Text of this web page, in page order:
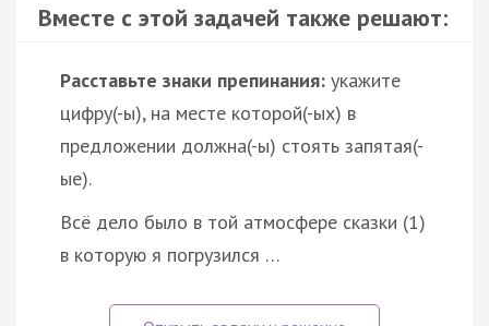
Вместе с этой задачей также решают:
Расставьте знаки препинания: укажите
цифру(-ы), на месте которой(-ых) в
предложении должна(-ы) стоять запятая(-
ые).
Всё дело было в той атмосфере сказки (1)
в которую я погрузился …